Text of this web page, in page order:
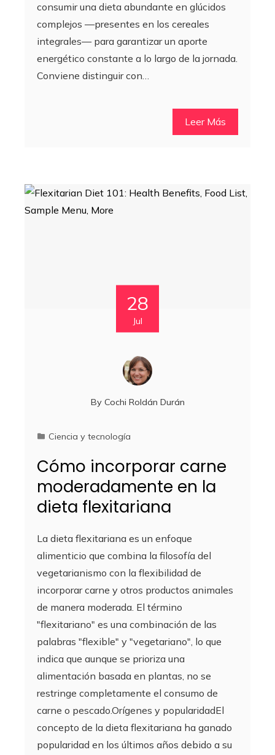
consumir una dieta abundante en glúcidos
complejos —presentes en los cereales
integrales— para garantizar un aporte
energético constante a lo largo de la jornada.
Conviene distinguir con…
Leer Más
28
Jul
By Cochi Roldán Durán
Ciencia y tecnología
Cómo incorporar carne
moderadamente en la
dieta flexitariana
La dieta flexitariana es un enfoque
alimenticio que combina la filosofía del
vegetarianismo con la flexibilidad de
incorporar carne y otros productos animales
de manera moderada. El término
"flexitariano" es una combinación de las
palabras "flexible" y "vegetariano", lo que
indica que aunque se prioriza una
alimentación basada en plantas, no se
restringe completamente el consumo de
carne o pescado.Orígenes y popularidadEl
concepto de la dieta flexitariana ha ganado
popularidad en los últimos años debido a su